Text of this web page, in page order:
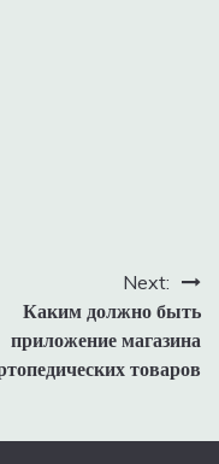
Next:
Каким должно быть
приложение магазина
товаров